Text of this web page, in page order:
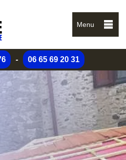
Menu
- 06 65 69 20 31